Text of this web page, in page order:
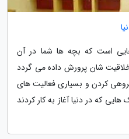
است که بچه ها شما در آن
شان پرورش داده می گردد
کردن و بسیاری فعالیت های
که در دنیا آغاز به کار کردند